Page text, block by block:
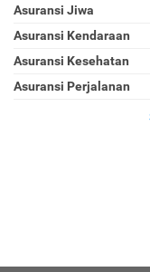
Asuransi Jiwa
Asuransi Kendaraan
Asuransi Kesehatan
Asuransi Perjalanan